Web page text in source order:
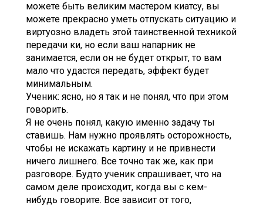
можете быть великим мастером киатсу, вы
можете прекрасно уметь отпускать ситуацию и
виртуозно владеть этой таинственной техникой
передачи ки, но если ваш напарник не
занимается, если он не будет открыт, то вам
мало что удастся передать, эффект будет
минимальным.
Ученик: ясно, но я так и не понял, что при этом
говорить.
Я не очень понял, какую именно задачу ты
ставишь. Нам нужно проявлять осторожность,
чтобы не искажать картину и не привнести
ничего лишнего. Все точно так же, как при
разговоре. Будто ученик спрашивает, что на
самом деле происходит, когда вы с кем-
нибудь говорите. Все зависит от того,